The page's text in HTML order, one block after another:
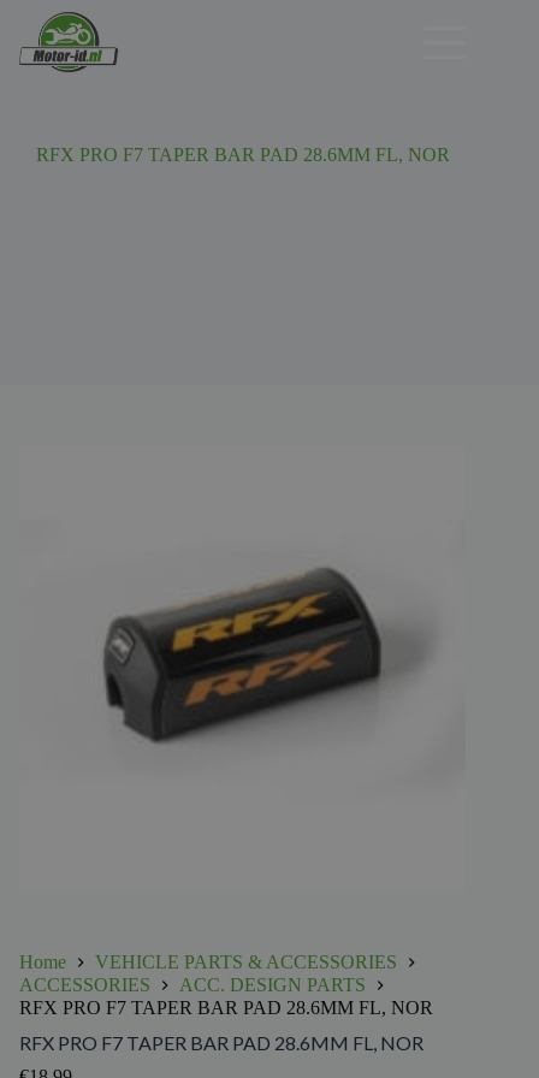
RFX PRO F7 TAPER BAR PAD 28.6MM FL, NOR
Home
VEHICLE PARTS & ACCESSORIES
ACCESSORIES
ACC. DESIGN PARTS
RFX PRO F7 TAPER BAR PAD 28.6MM FL, NOR
RFX PRO F7 TAPER BAR PAD 28.6MM FL, NOR